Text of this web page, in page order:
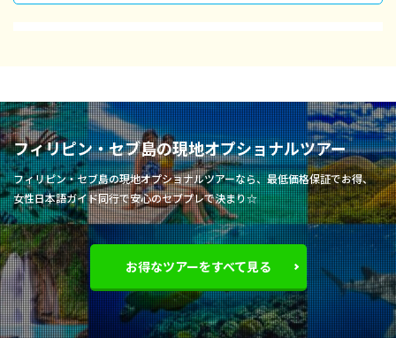
フィリピン・セブ島の現地オプショナルツアー
フィリピン・セブ島の現地オプショナルツアーなら、最低価格保証でお得、
女性日本語ガイド同行で安心のセブプレで決まり☆
お得なツアーをすべて見る